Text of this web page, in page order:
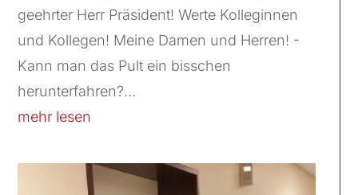
geehrter Herr Präsident! Werte Kolleginnen
und Kollegen! Meine Damen und Herren! -
Kann man das Pult ein bisschen
herunterfahren?...
mehr lesen